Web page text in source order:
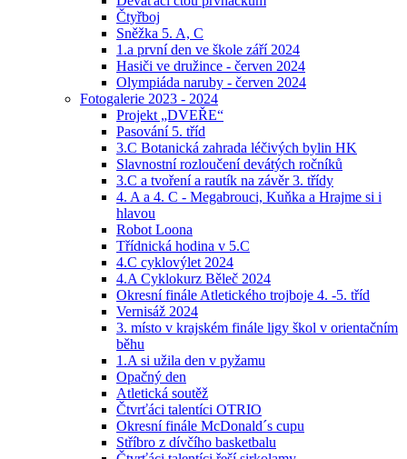
Čtyřboj
Sněžka 5. A, C
1.a první den ve škole září 2024
Hasiči ve družince - červen 2024
Olympiáda naruby - červen 2024
Fotogalerie 2023 - 2024
Projekt „DVEŘE“
Pasování 5. tříd
3.C Botanická zahrada léčivých bylin HK
Slavnostní rozloučení devátých ročníků
3.C a tvoření a rautík na závěr 3. třídy
4. A a 4. C - Megabrouci, Kuňka a Hrajme si i
hlavou
Robot Loona
Třídnická hodina v 5.C
4.C cyklovýlet 2024
4.A Cyklokurz Běleč 2024
Okresní finále Atletického trojboje 4. -5. tříd
Vernisáž 2024
3. místo v krajském finále ligy škol v orientačním
běhu
1.A si užila den v pyžamu
Opačný den
Atletická soutěž
Čtvrťáci talentíci OTRIO
Okresní finále McDonald´s cupu
Stříbro z dívčího basketbalu